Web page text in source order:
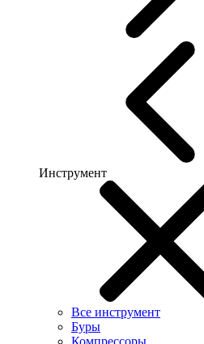
Инструмент
Все инструмент
Буры
Компрессоры